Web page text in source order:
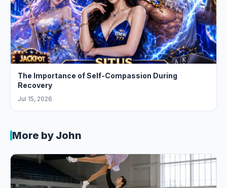
The Importance of Self-Compassion During
Recovery
Jul 15, 2026
More by John